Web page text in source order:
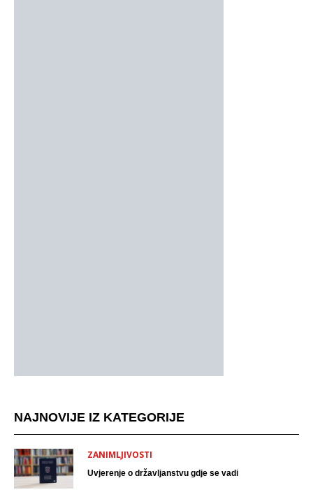
NAJNOVIJE IZ KATEGORIJE
ZANIMLJIVOSTI
Uvjerenje o državljanstvu gdje se vadi